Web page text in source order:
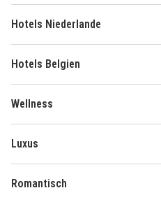
Hotels Niederlande
Hotels Belgien
Wellness
Luxus
Romantisch